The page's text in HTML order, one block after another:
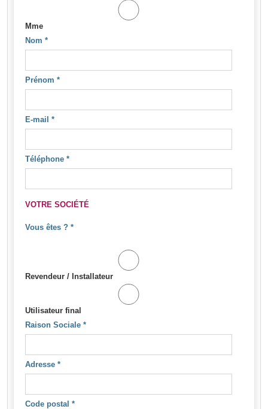
Mme
Nom *
Prénom *
E-mail *
Téléphone *
VOTRE SOCIÉTÉ
Vous êtes ? *
Revendeur / Installateur
Utilisateur final
Raison Sociale *
Adresse *
Code postal *